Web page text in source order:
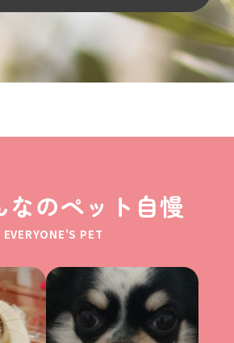
なのペット自慢
EVERYONE'S PET